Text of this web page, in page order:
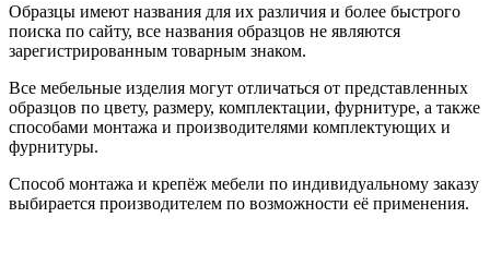
Образцы имеют названия для их различия и более быстрого
поиска по сайту, все названия образцов не являются
зарегистрированным товарным знаком.
Все мебельные изделия могут отличаться от представленных
образцов по цвету, размеру, комплектации, фурнитуре, а также
способами монтажа и производителями комплектующих и
фурнитуры.
Способ монтажа и крепёж мебели по индивидуальному заказу
выбирается производителем по возможности её применения.